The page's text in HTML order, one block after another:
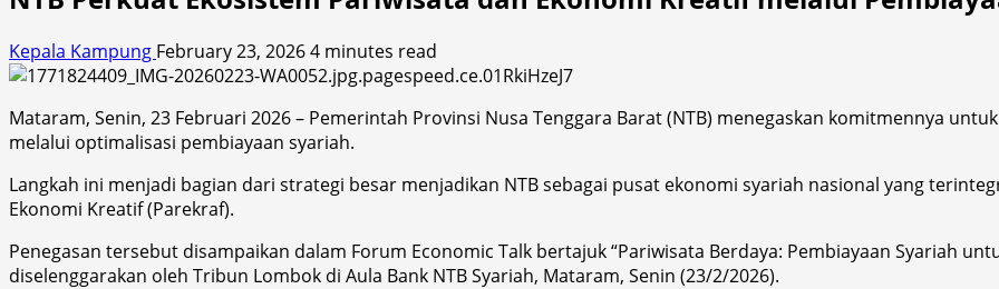
Kepala Kampung February 23, 20264 minutes read
Mataram, Senin, 23 Februari 2026 – Pemerintah Provinsi Nusa Tenggara Barat (NTB) menegaskan komitmennya
melalui optimalisasi pembiayaan syariah.
Langkah ini menjadi bagian dari strategi besar menjadikan NTB sebagai pusat ekonomi syariah nasional yang
Ekonomi Kreatif (Parekraf).
Penegasan tersebut disampaikan dalam Forum Economic Talk bertajuk “Pariwisata Berdaya: Pembiayaan Syariah
diselenggarakan oleh Tribun Lombok di Aula Bank NTB Syariah, Mataram, Senin (23/2/2026).